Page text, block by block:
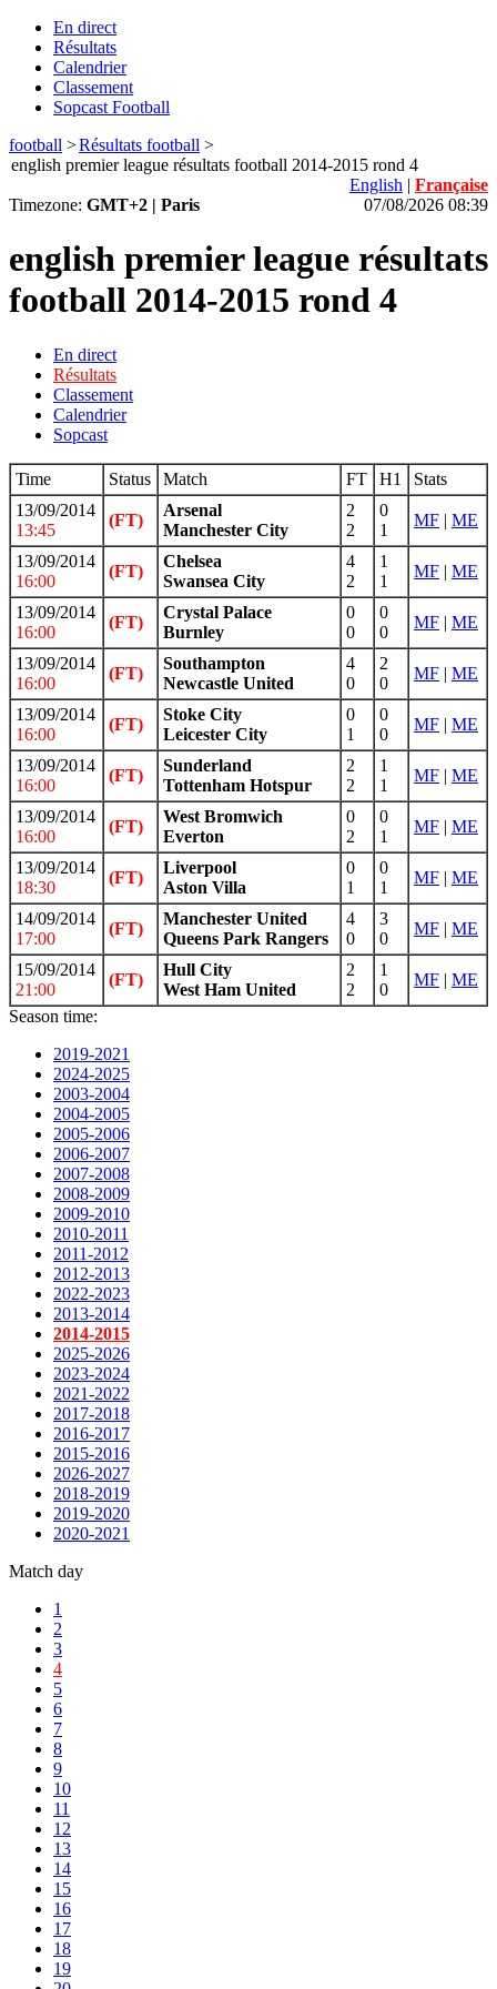
En direct
Résultats
Calendrier
Classement
Sopcast Football
football >Résultats football >
english premier league résultats football 2014-2015 rond 4
English | Française
Timezone: GMT+2 | Paris 07/08/2026 08:39
english premier league résultats
football 2014-2015 rond 4
En direct
Résultats
Classement
Calendrier
Sopcast
Time Status Match FT H1
Stats
13/09/2014
13:45
(FT)
Arsenal
Manchester City
2
2
0
1
MF | ME
13/09/2014
16:00
(FT)
Chelsea
Swansea City
4
2
1
1
MF | ME
13/09/2014
16:00
(FT)
Crystal Palace
Burnley
0
0
0
0
MF | ME
13/09/2014
16:00
(FT)
Southampton
Newcastle United
4
0
2
0
MF | ME
13/09/2014
16:00
(FT)
Stoke City
Leicester City
0
1
0
0
MF | ME
13/09/2014
16:00
(FT)
Sunderland
Tottenham Hotspur
2
2
1
1
MF | ME
13/09/2014
16:00
(FT)
West Bromwich
Everton
0
2
0
1
MF | ME
13/09/2014
18:30
(FT)
Liverpool
Aston Villa
0
1
0
1
MF | ME
14/09/2014
17:00
(FT)
Manchester United
Queens Park Rangers
4
0
3
0
MF | ME
15/09/2014
21:00
(FT)
Hull City
West Ham United
2
2
1
0
MF | ME
Season time:
2019-2021
2024-2025
2003-2004
2004-2005
2005-2006
2006-2007
2007-2008
2008-2009
2009-2010
2010-2011
2011-2012
2012-2013
2022-2023
2013-2014
2014-2015
2025-2026
2023-2024
2021-2022
2017-2018
2016-2017
2015-2016
2026-2027
2018-2019
2019-2020
2020-2021
Match day
1
2
3
4
5
6
7
8
9
10
11
12
13
14
15
16
17
18
19